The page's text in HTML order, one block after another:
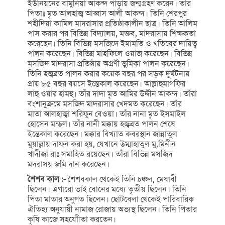
ইউনিয়নের বামুনিয়া আকন্দ পাড়ায় জন্মগ্রহণ করেন। তাঁর
পিতাঃ মৃত আলহাজ্ব আব্বাস আলী আকন্দ। তিনি শেরপুর
শহীদিয়া কামিল মাদরাসার প্রতিষ্ঠাকালীন ছাত্র। তিনি আলিম
পাস করার পর বিভিন্ন বিদ্যালয়, মক্তব, মাদরাসায় শিক্ষকতা
করেছেন। তিনি বিভিন্ন মসজিদে ইমামতি ও খতিবের দায়িত্ব
পালন করেছেন। বিভিন্ন মাহফিলে ওয়াজ করেছেন। বিভিন্ন
মসজিদ মাদরাসা প্রতিষ্ঠায় অগ্রণী ভুমিকা পালন করেছেন।
তিনি হজ্বব্রত পালন করার কয়েক বছর পর সড়ক দুর্ঘটনায়
প্রায় ৮৫ বছর বয়সে ইন্তেকাল করেছেন। আল্লাহুমাগফির
লাহু ওয়ার হামহু। তাঁর দাদা মৃত আমির উদ্দীন আকন্দ। তাঁরা
বংশানুক্রমে মসজিদ মাদরাসার খেদমত করেছেন। তাঁর
মাতা আলহাজ্বা শরিফুন বেওয়া। তাঁর নানা মৃত ইসমাইল
হোসেন মন্ডল। তাঁর নানী মক্কায় হজ্বব্রত পালন শেষে
ইন্তেকাল করেছেন। মক্কার বিখ্যাত কবরস্থান জান্নাতুল
মুয়াল্লায় দাফন করা হয়, যেখানে উম্মাহাতুল মু,মিনীন
খাদীজা রাঃ সমাহিত রয়েছেন। তাঁরা বিভিন্ন মসজিদ
মদরাসয় জমি দান করেছেন।
শৈশব কাল :-শৈশবকাল থেকেই তিনি চঞ্চল, মেধাবী
ছিলেন। এগারো ভাই বোনের মধ্যে তৃতীয় ছিলেন। তিনি
পিতা মাতার অনুগত ছিলেন। ছোটবেলা থেকেই পারিবারিক
ঐতিহ্য অনুযায়ী নামাজ রোজায় অভ্যস্থ ছিলেন। তিনি পিতার
কৃষি কাজে সহযোীতা করতেন।